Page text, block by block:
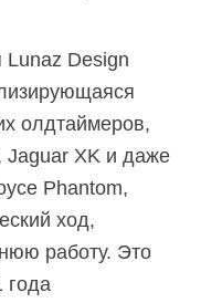
Lunaz Design
олдтаймеров,
Jaguar XK и даже
Phantom,
ход,
работу. Это
года